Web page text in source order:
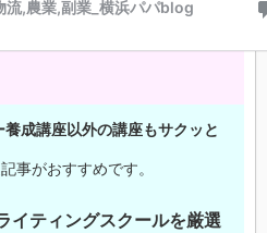
養成講座以外の講座もサクッと
事がおすすめです。
イティングスクールを厳選